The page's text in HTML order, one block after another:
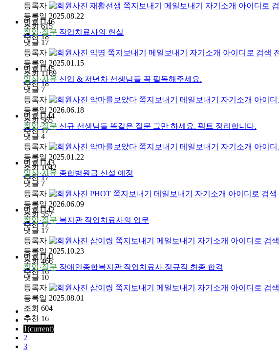
등록자
재활선생 쪽지보내기 메일보내기 자기소개 아이디로
등록일 2025.08.22
조회615
추천18
번호1146
취업·질문 작업치료사의 현실
댓글 17
등록자
익명 쪽지보내기 메일보내기 자기소개 아이디로 검색
등록일 2025.01.15
조회1169
추천18
번호1145
일상·자유 신입 & 저년차 선생님들 꼭 필독해주세요.
댓글 7
등록자
악마를보았다 쪽지보내기 메일보내기 자기소개 아이디
등록일 2026.06.18
조회565
추천17
번호1144
취업·질문 신규 선생님들 똑같은 질문 그만 하세요. 펙트 정리합니다.
댓글 4
등록자
악마를보았다 쪽지보내기 메일보내기 자기소개 아이디
등록일 2025.01.22
조회1042
추천17
번호1143
일상·자유 종합병원급 신설 예정
댓글 7
등록자
PHOT 쪽지보내기 메일보내기 자기소개 아이디로 검색
등록일 2026.06.09
조회557
추천17
번호1142
취업·질문 복지관 작업치료사의 업무
댓글 17
등록자
삼이링 쪽지보내기 메일보내기 자기소개 아이디로 검색
등록일 2025.10.23
조회466
추천16
번호1141
취업·질문 장애인종합복지관 작업치료사 정규직 최종 합격
댓글 10
등록자
삼이링 쪽지보내기 메일보내기 자기소개 아이디로 검색
등록일 2025.08.01
조회 604
추천 16
1(current)
2
3